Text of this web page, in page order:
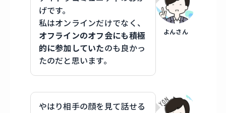
よんさん
げです。
私はオンラインだけでなく、
オフラインのオフ会にも積極
的に参加していたのも良かっ
たのだと思います。
やはり相手の顔を見て話せる